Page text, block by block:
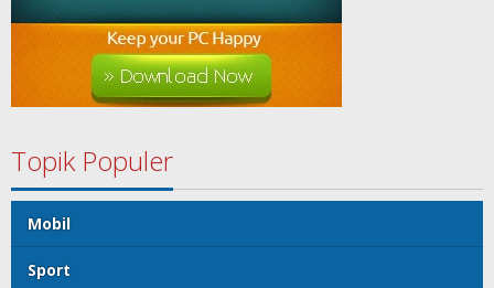
Topik Populer
Mobil
Sport